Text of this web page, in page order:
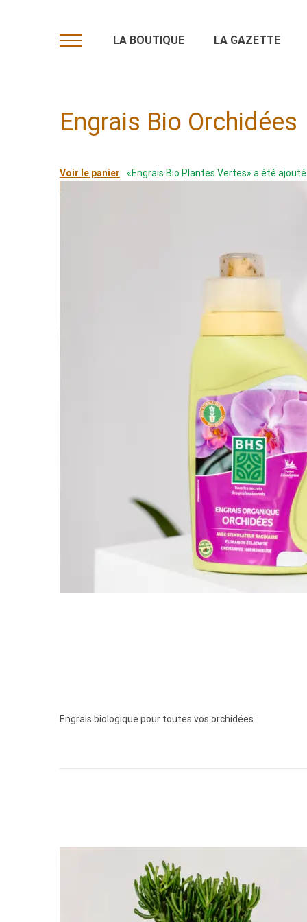
Primary
LA BOUTIQUE LA GAZETTE
Engrais Bio Orchidées
Voir le panier «Engrais Bio Plantes Vertes» a été
r
Engrais biologique pour toutes vos orchidées